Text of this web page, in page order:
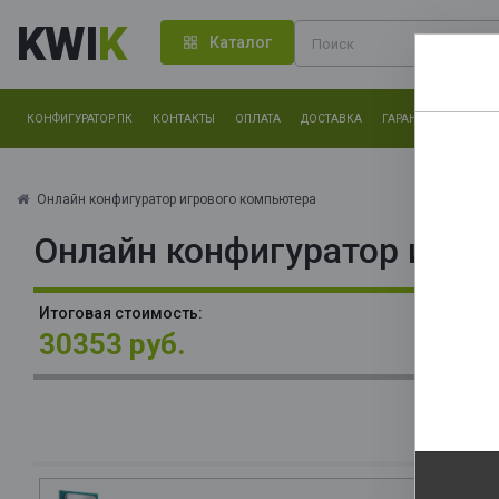
KWIK Каталог
КОНФИГУРАТОР ПК КОНТАКТЫ ОПЛАТА ДОСТАВКА ГАРАНТИЯ
Онлайн конфигуратор игрового компьютера
Онлайн конфигуратор
Итоговая стоимость:
30353 руб.